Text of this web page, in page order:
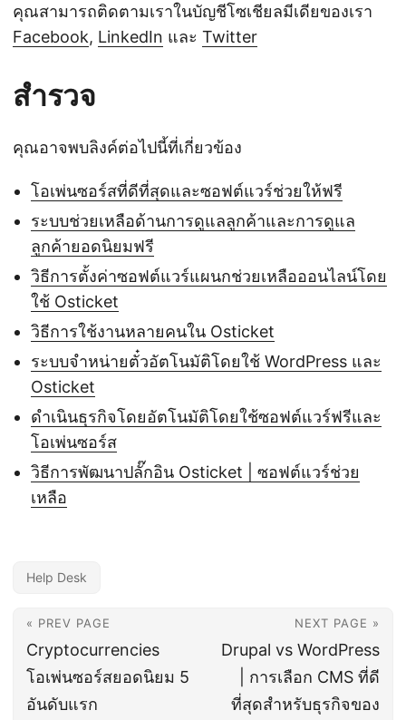
คุณสามารถติดตามเราในบัญชีโซเชียลมีเดียของเรา
Facebook, LinkedIn และ Twitter
สำรวจ
คุณอาจพบลิงค์ต่อไปนี้ที่เกี่ยวข้อง
โอเพ่นซอร์สที่ดีที่สุดและซอฟต์แวร์ช่วยให้ฟรี
ระบบช่วยเหลือด้านการดูแลลูกค้าและการดูแล
ลูกค้ายอดนิยมฟรี
วิธีการตั้งค่าซอฟต์แวร์แผนกช่วยเหลือออนไลน์โดย
ใช้ Osticket
วิธีการใช้งานหลายคนใน Osticket
ระบบจำหน่ายตั๋วอัตโนมัติโดยใช้ WordPress และ
Osticket
ดำเนินธุรกิจโดยอัตโนมัติโดยใช้ซอฟต์แวร์ฟรีและ
โอเพ่นซอร์ส
วิธีการพัฒนาปลั๊กอิน Osticket | ซอฟต์แวร์ช่วย
เหลือ
Help Desk
« PREV PAGE
Cryptocurrencies
โอเพ่นซอร์สยอดนิยม 5
อันดับแรก
NEXT PAGE »
Drupal vs WordPress
| การเลือก CMS ที่ดี
ที่สุดสำหรับธุรกิจของ